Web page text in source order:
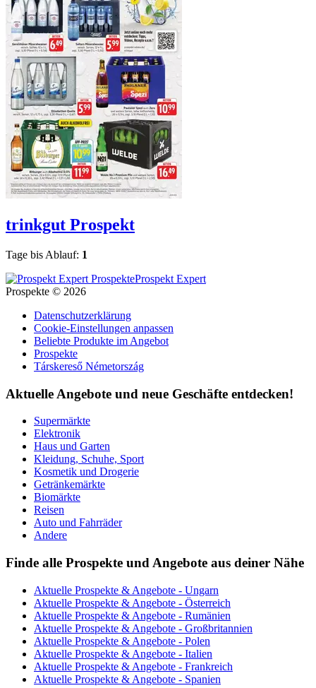
trinkgut Prospekt
Tage bis Ablauf: 1
Prospekt Expert
Prospekte © 2026
Datenschutzerklärung
Cookie-Einstellungen anpassen
Beliebte Produkte im Angebot
Prospekte
Társkereső Németország
Aktuelle Angebote und neue Geschäfte entdecken!
Supermärkte
Elektronik
Haus und Garten
Kleidung, Schuhe, Sport
Kosmetik und Drogerie
Getränkemärkte
Biomärkte
Reisen
Auto und Fahrräder
Andere
Finde alle Prospekte und Angebote aus deiner Nähe
Aktuelle Prospekte & Angebote - Ungarn
Aktuelle Prospekte & Angebote - Österreich
Aktuelle Prospekte & Angebote - Rumänien
Aktuelle Prospekte & Angebote - Großbritannien
Aktuelle Prospekte & Angebote - Polen
Aktuelle Prospekte & Angebote - Italien
Aktuelle Prospekte & Angebote - Frankreich
Aktuelle Prospekte & Angebote - Spanien